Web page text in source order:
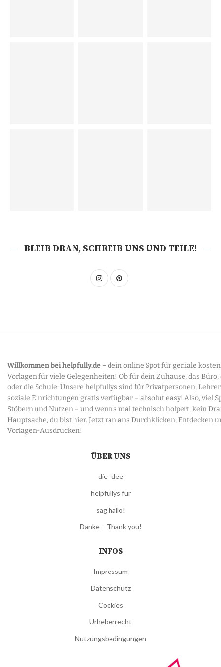
BLEIB DRAN, SCHREIB UNS UND TEILE!
Willkommen bei helpfully.de –dein online Spot für geniale
Vorlagen für viele Gelegenheiten! Ob für dein Zuhause, das Büro,
oder die Schule: Unsere helpfullys sind für Privatpersonen,
soziale Einrichtungen gratis verfügbar – absolut easy! Also, viel
Stöbern und Nutzen – und wenn’s mal technisch holpert, kein
Hauptsache, du bist hier. Jetzt ran ans Durchklicken, Entdecken
Vorlagen-Ausdrucken!
ÜBER UNS
die Idee
helpfullys für
sag hallo!
Danke – Thank you!
INFOS
Impressum
Datenschutz
Cookies
Urheberrecht
Nutzungsbedingungen